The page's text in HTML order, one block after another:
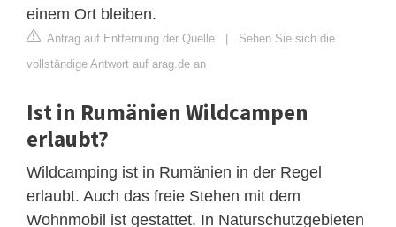
einem Ort bleiben.
Antrag auf Entfernung der Quelle | Sehen Sie sich die
vollständige Antwort auf arag.de an
Ist in Rumänien Wildcampen
erlaubt?
Wildcamping ist in Rumänien in der Regel
erlaubt. Auch das freie Stehen mit dem
Wohnmobil ist gestattet. In Naturschutzgebieten